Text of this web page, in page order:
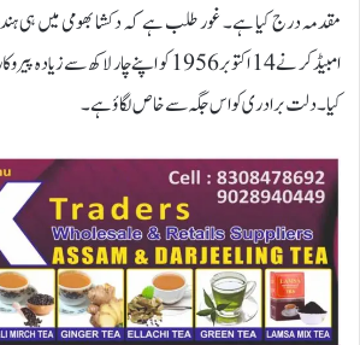
مقدمہ درج کیا ہے۔ غور طلب ہے کہ دکشا بھومی میں ہی
امبیڈکر نے 14 اکتوبر 1956 کو اپنے چار
کیا۔ دلت برادری کو اس جگہ سے خاص لگاؤ ہے۔